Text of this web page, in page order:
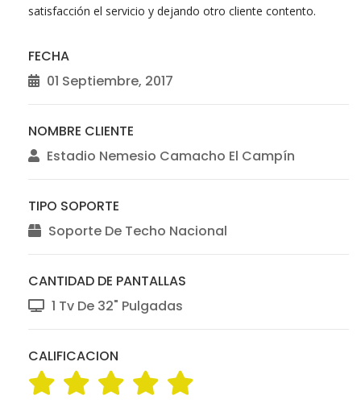
satisfacción el servicio y dejando otro cliente contento.
FECHA
01 Septiembre, 2017
NOMBRE CLIENTE
Estadio Nemesio Camacho El Campín
TIPO SOPORTE
Soporte De Techo Nacional
CANTIDAD DE PANTALLAS
1 Tv De 32" Pulgadas
CALIFICACION